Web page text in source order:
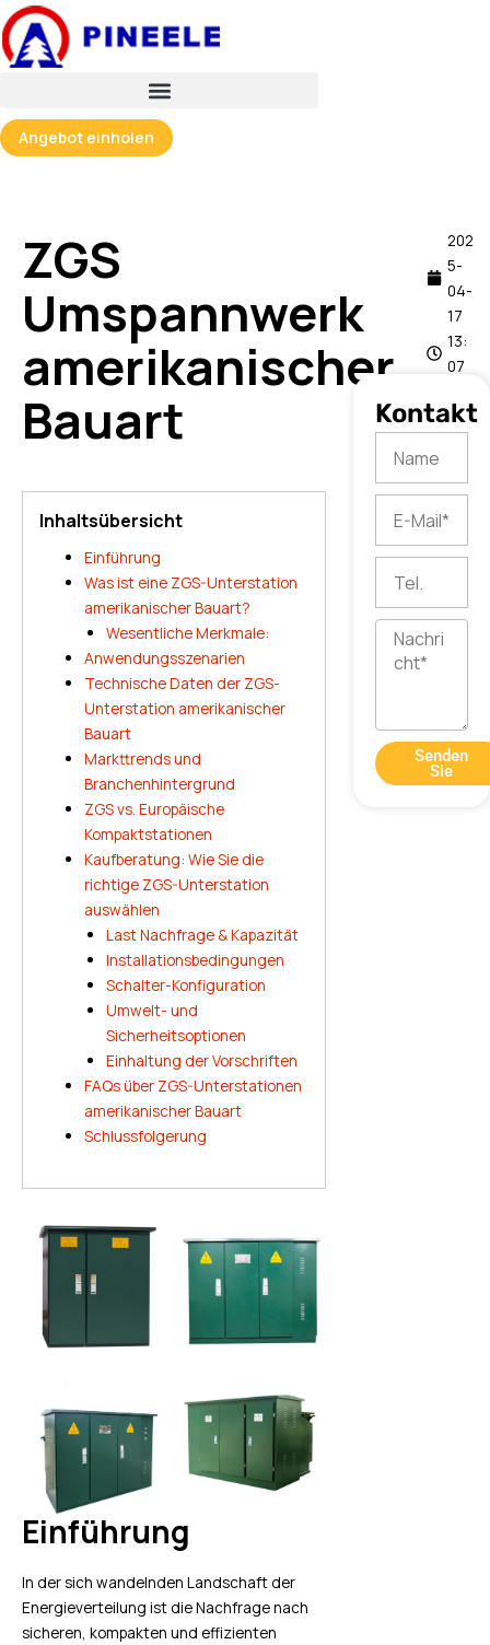
跳
至
内
Angebot einholen
ZGS
Umspannwerk
amerikanischer
Bauart
202
5-
04-
17
13:
07
Inhaltsübersicht
Einführung
Was ist eine ZGS-Unterstation
amerikanischer Bauart?
Wesentliche Merkmale:
Anwendungsszenarien
Technische Daten der ZGS-
Unterstation amerikanischer
Bauart
Markttrends und
Branchenhintergrund
ZGS vs. Europäische
Kompaktstationen
Kaufberatung: Wie Sie die
richtige ZGS-Unterstation
auswählen
Last Nachfrage & Kapazität
Installationsbedingungen
Schalter-Konfiguration
Umwelt- und
Sicherheitsoptionen
Einhaltung der Vorschriften
FAQs über ZGS-Unterstationen
amerikanischer Bauart
Schlussfolgerung
Einführung
In der sich wandelnden Landschaft der
Energieverteilung ist die Nachfrage nach
sicheren, kompakten und effizienten
Kontakt
Mail
Nachricht
Senden
Sie